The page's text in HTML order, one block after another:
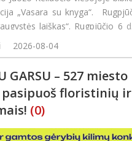
„Vasara su knyga“.
laiškas“. Rugpjūčio 6
2026-08-04
GARSU – 527 miesto
floristinių
(0)